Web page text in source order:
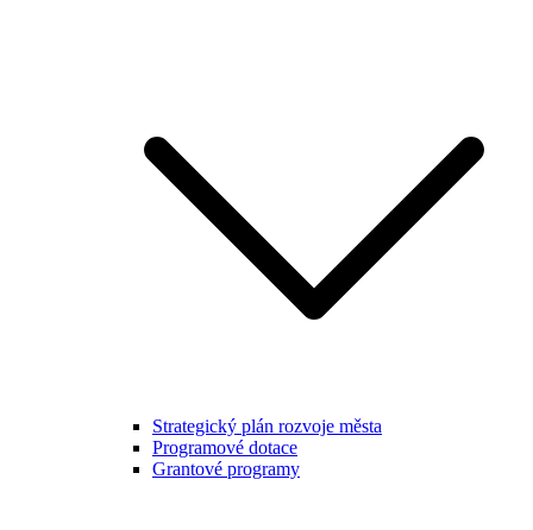
Strategický plán rozvoje města
Programové dotace
Grantové programy